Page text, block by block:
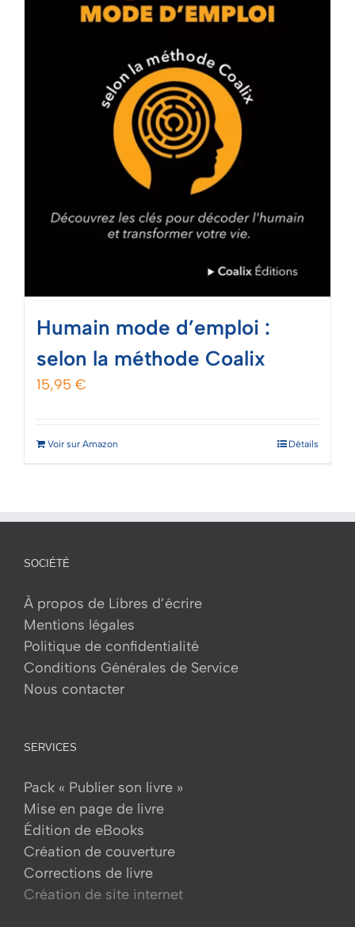
Humain mode d’emploi :
selon la méthode Coalix
15,95 €
Voir sur Amazon Détails
SOCIÉTÉ
À propos de Libres d’écrire
Mentions légales
Politique de confidentialité
Conditions Générales de Service
Nous contacter
SERVICES
Pack « Publier son livre »
Mise en page de livre
Édition de eBooks
Création de couverture
Corrections de livre
Création de site internet